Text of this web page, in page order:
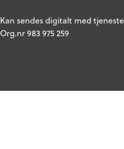
Kan sendes digitalt med
Org.nr 983 975 259